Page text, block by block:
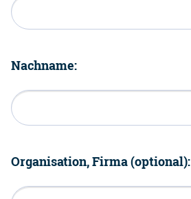
Nachname:
Organisation, Firma (optional):